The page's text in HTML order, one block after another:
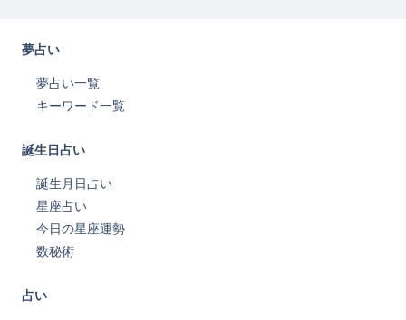
夢占い
夢占い一覧
キーワード一覧
誕生日占い
誕生月日占い
星座占い
今日の星座運勢
数秘術
占い